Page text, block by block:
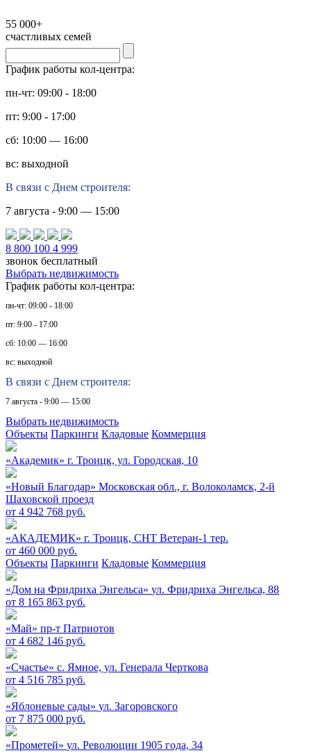
55 000+
счастливых семей
График работы кол-центра:
пн-чт: 09:00 - 18:00
пт: 9:00 - 17:00
сб: 10:00 — 16:00
вс: выходной
В связи с Днем строителя:
7 августа - 9:00 — 15:00
8 800 100 4 999
звонок бесплатный
Выбрать недвижимость
График работы кол-центра:
пн-чт: 09:00 - 18:00
пт: 9:00 - 17:00
сб: 10:00 — 16:00
вс: выходной
В связи с Днем строителя:
7 августа - 9:00 — 15:00
Выбрать недвижимость
Объекты Паркинги Кладовые Коммерция
«Академик» г. Троицк, ул. Городская, 10
«Новый Благодар» Московская обл., г. Волоколамск, 2-й
Шаховской проезд
от 4 942 768 руб.
«АКАДЕМИК» г. Троицк, СНТ Ветеран-1 тер.
от 460 000 руб.
Объекты Паркинги Кладовые Коммерция
«Дом на Фридриха Энгельса» ул. Фридриха Энгельса, 88
от 8 165 863 руб.
«Май» пр-т Патриотов
от 4 682 146 руб.
«Счастье» c. Ямное, ул. Генерала Черткова
от 4 516 785 руб.
«Яблоневые сады» ул. Загоровского
от 7 875 000 руб.
«Прометей» ул. Революции 1905 года, 34